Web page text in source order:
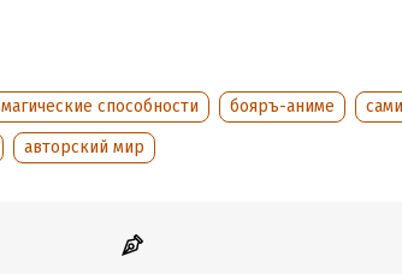
магические способности бояръ-аниме
авторский мир